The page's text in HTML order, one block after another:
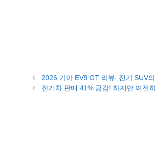
2026 기아 EV9 GT 리뷰: 전기 SUV
전기차 판매 41% 급감! 하지만 여전